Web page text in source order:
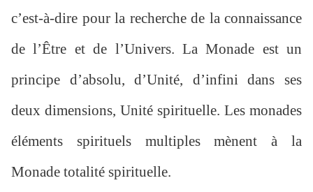
c’est-à-dire pour la recherche de la connaissance
de l’Être et de l’Univers. La Monade est un
principe d’absolu, d’Unité, d’infini dans ses
deux dimensions, Unité spirituelle. Les monades
éléments spirituels multiples mènent à la
Monade totalité spirituelle.